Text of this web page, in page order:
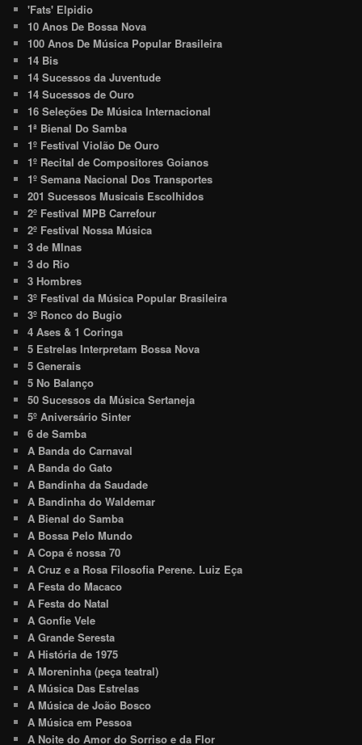
'Fats' Elpidio
10 Anos De Bossa Nova
100 Anos De Música Popular Brasileira
14 Bis
14 Sucessos da Juventude
14 Sucessos de Ouro
16 Seleções De Música Internacional
1ª Bienal Do Samba
1º Festival Violão De Ouro
1º Recital de Compositores Goianos
1º Semana Nacional Dos Transportes
201 Sucessos Musicais Escolhidos
2º Festival MPB Carrefour
2º Festival Nossa Música
3 de MInas
3 do Rio
3 Hombres
3º Festival da Música Popular Brasileira
3º Ronco do Bugio
4 Ases & 1 Coringa
5 Estrelas Interpretam Bossa Nova
5 Generais
5 No Balanço
50 Sucessos da Música Sertaneja
5º Aniversário Sinter
6 de Samba
A Banda do Carnaval
A Banda do Gato
A Bandinha da Saudade
A Bandinha do Waldemar
A Bienal do Samba
A Bossa Pelo Mundo
A Copa é nossa 70
A Cruz e a Rosa Filosofia Perene. Luiz Eça
A Festa do Macaco
A Festa do Natal
A Gonfie Vele
A Grande Seresta
A História de 1975
A Moreninha (peça teatral)
A Música Das Estrelas
A Música de João Bosco
A Música em Pessoa
A Noite do Amor do Sorriso e da Flor